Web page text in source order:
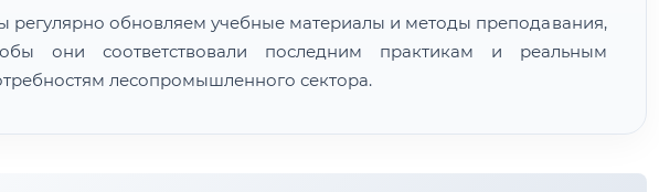
регулярно обновляем учебные материалы и методы преподавания,
они соответствовали последним практикам и реальным
лесопромышленного сектора.